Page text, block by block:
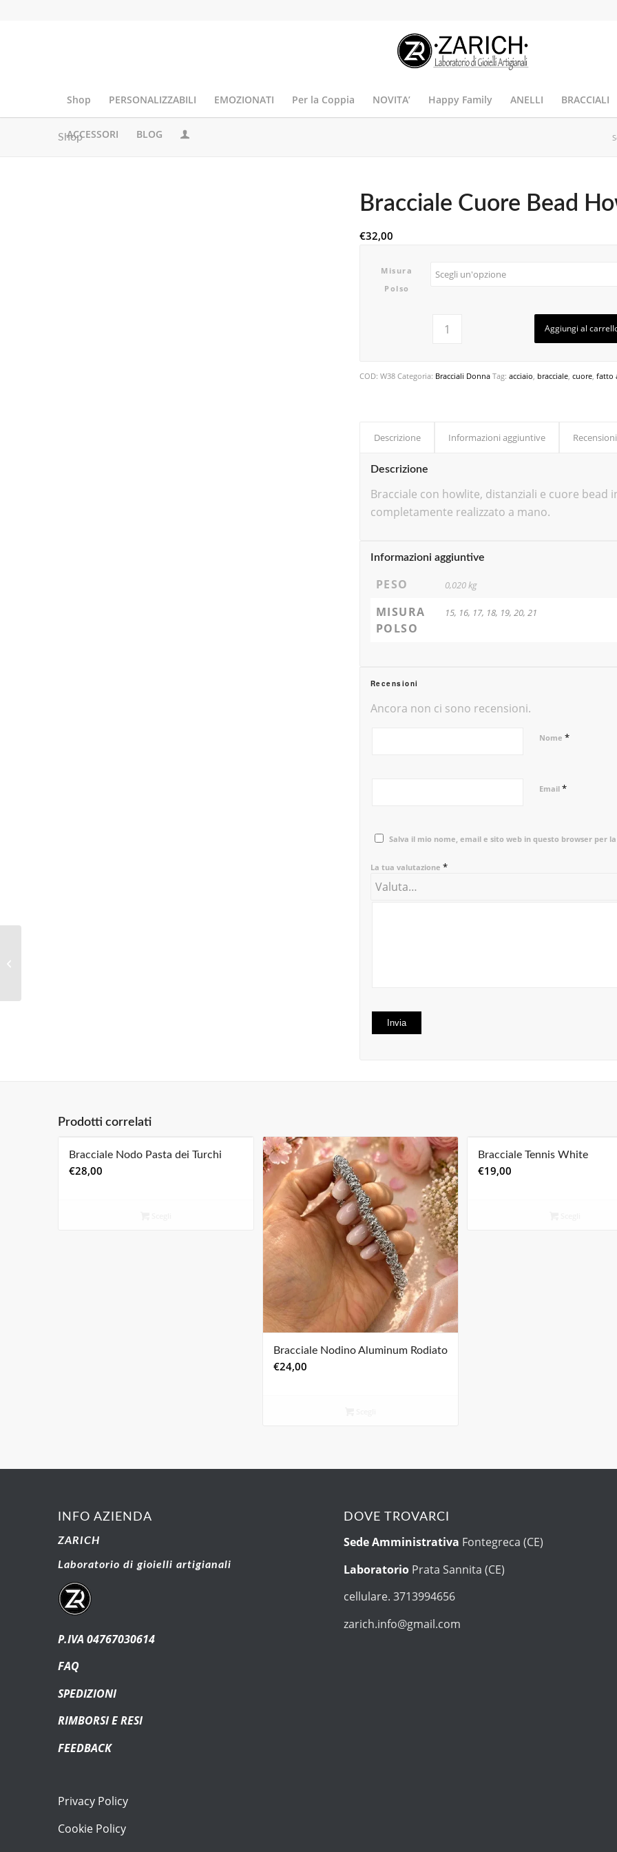
Shop PERSONALIZZABILI EMOZIONATI Per la Coppia NOVITA’ Happy Family ANELLI BRACCIALI
ACCESSORI BLOG
Shop
Bracciale Cuore Bead
€32,00
Misura
Polso
Aggiungi al
COD: W38 Categoria: Bracciali Donna Tag: acciaio, bracciale, cuore, fatto
Descrizione Informazioni aggiuntive
Descrizione
Bracciale con howlite, distanziali e cuore bead
completamente realizzato a mano.
Informazioni aggiuntive
PESO 0,020 kg
MISURA
POLSO
15, 16, 17, 18, 19, 20, 21
Recensioni
Ancora non ci sono recensioni.
Nome *
Email *
Salva il mio nome, email e sito web in questo browser per
La tua valutazione *
Prodotti correlati
Bracciale Nodo Pasta dei Turchi
€28,00
Bracciale Nodino Aluminum Rodiato
€24,00
Bracciale Tennis White
€19,00
INFO AZIENDA
ZARICH
Laboratorio di gioielli artigianali
P.IVA 04767030614
FAQ
SPEDIZIONI
RIMBORSI E RESI
FEEDBACK
Privacy Policy
Cookie Policy
DOVE TROVARCI
Sede Amministrativa Fontegreca (CE)
Laboratorio Prata Sannita (CE)
cellulare. 3713994656
zarich.info@gmail.com